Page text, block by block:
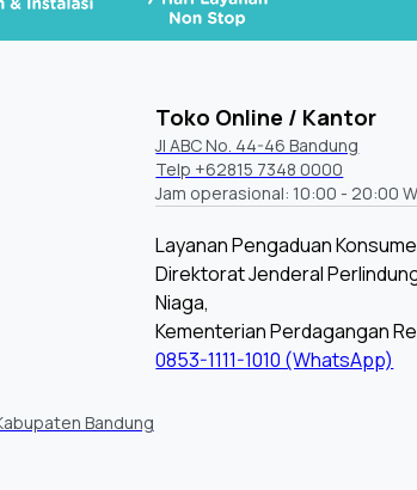
Bandung
Toko Online / Kantor
Jl ABC No. 44-46 Bandung
Telp +62815 7348 0000
Jam operasional: 10:00 - 20:00
Layanan Pengaduan
Direktorat Jenderal
Niaga,
Kementerian Perdagangan
0853-1111-1010 (WhatsApp)